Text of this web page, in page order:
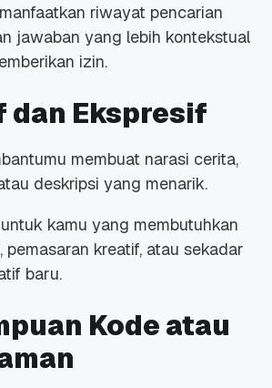
riwayat pencarian
jawaban yang lebih kontekstual
izin.
dan Ekspresif
membuat narasi cerita,
deskripsi yang menarik.
kamu yang membutuhkan
pemasaran kreatif, atau sekadar
baru.
Kode atau